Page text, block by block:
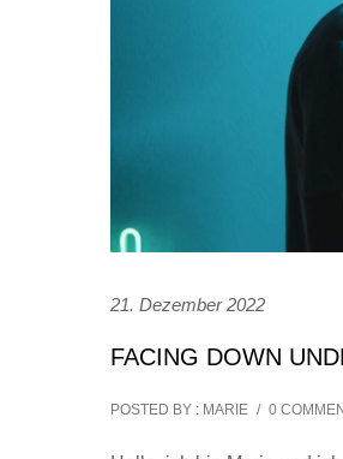
21. Dezember 2022
FACING DOWN
POSTED BY : MARIE / 0